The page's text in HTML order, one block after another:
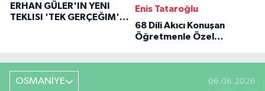
ERHAN GÜLER'IN YENI
TEKLISI 'TEK GERÇEĞIM'LE
Enis Tataroğlu
68 Dili Akıcı Konuşan
Öğretmenle Özel
OSMANİYE 06.08.2026